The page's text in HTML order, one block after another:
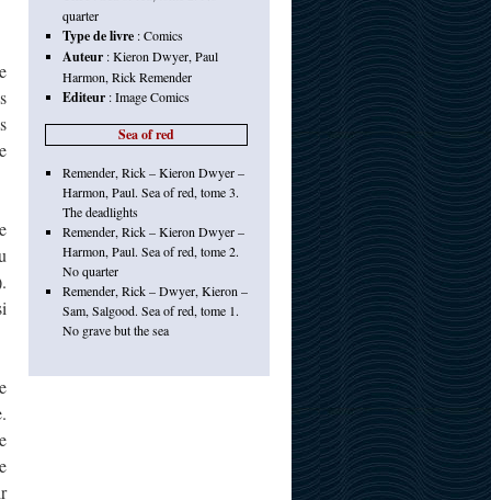
quarter
Type de livre:Comics
Auteur:Kieron Dwyer, Paul
Harmon, Rick Remender
Editeur:Image Comics
Sea of red
Remender, Rick – Kieron Dwyer –
Harmon, Paul. Sea of red, tome 3.
The deadlights
Remender, Rick – Kieron Dwyer –
Harmon, Paul. Sea of red, tome 2.
No quarter
Remender, Rick – Dwyer, Kieron –
Sam, Salgood. Sea of red, tome 1.
No grave but the sea